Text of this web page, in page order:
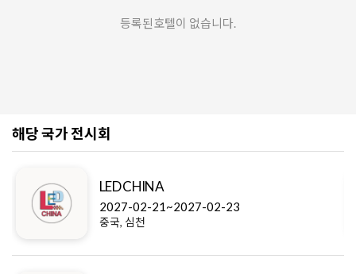
등록된호텔이 없습니다.
해당 국가 전시회
LED CHINA
2027-02-21~2027-02-23
중국, 심천